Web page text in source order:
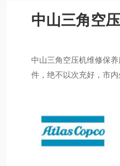
中山三角空
中山三角空压机维修保
件，绝不以次充好，市